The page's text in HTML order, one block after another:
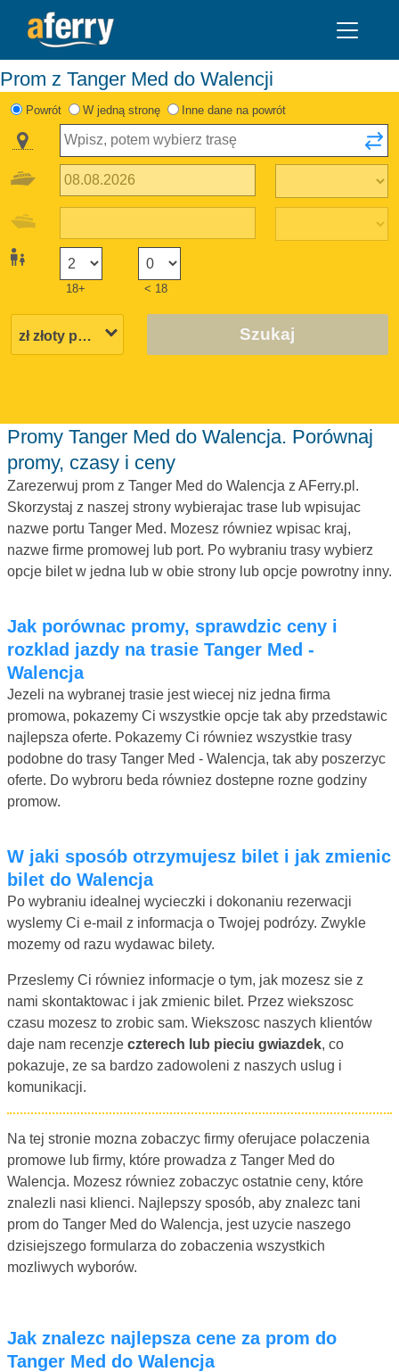
Prom z Tanger Med do Walencji
Powrót W jedną stronę Inne dane na powrót
18+ < 18
Szukaj
Promy Tanger Med do Walencja. Porównaj
promy, czasy i ceny
Zarezerwuj prom z Tanger Med do Walencja z AFerry.pl.
Skorzystaj z naszej strony wybierajac trase lub wpisujac
nazwe portu Tanger Med. Mozesz równiez wpisac kraj,
nazwe firme promowej lub port. Po wybraniu trasy wybierz
opcje bilet w jedna lub w obie strony lub opcje powrotny inny.
Jak porównac promy, sprawdzic ceny i
rozklad jazdy na trasie Tanger Med -
Walencja
Jezeli na wybranej trasie jest wiecej niz jedna firma
promowa, pokazemy Ci wszystkie opcje tak aby przedstawic
najlepsza oferte. Pokazemy Ci równiez wszystkie trasy
podobne do trasy Tanger Med - Walencja, tak aby poszerzyc
oferte. Do wybroru beda równiez dostepne rozne godziny
promow.
W jaki sposób otrzymujesz bilet i jak zmienic
bilet do Walencja
Po wybraniu idealnej wycieczki i dokonaniu rezerwacji
wyslemy Ci e-mail z informacja o Twojej podrózy. Zwykle
mozemy od razu wydawac bilety.
Przeslemy Ci równiez informacje o tym, jak mozesz sie z
nami skontaktowac i jak zmienic bilet. Przez wiekszosc
czasu mozesz to zrobic sam. Wiekszosc naszych klientów
daje nam recenzje czterech lub pieciu gwiazdek, co
pokazuje, ze sa bardzo zadowoleni z naszych uslug i
komunikacji.
Na tej stronie mozna zobaczyc firmy oferujace polaczenia
promowe lub firmy, które prowadza z Tanger Med do
Walencja. Mozesz równiez zobaczyc ostatnie ceny, które
znalezli nasi klienci. Najlepszy sposób, aby znalezc tani
prom do Tanger Med do Walencja, jest uzycie naszego
dzisiejszego formularza do zobaczenia wszystkich
mozliwych wyborów.
Jak znalezc najlepsza cene za prom do
Tanger Med do Walencja